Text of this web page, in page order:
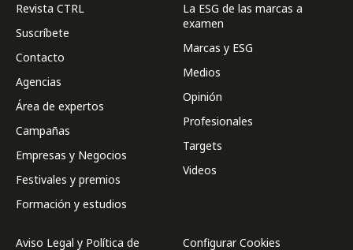
Revista CTRL
Suscríbete
Contacto
Agencias
Área de expertos
Campañas
Empresas y Negocios
Festivales y premios
Formación y estudios
La ESG de las marcas a
examen
Marcas y ESG
Medios
Opinión
Profesionales
Targets
Videos
Aviso Legal y Política de Configurar Cookies